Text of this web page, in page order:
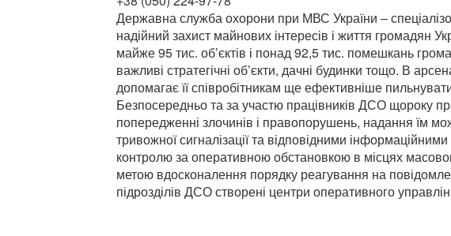
Державна служба охорони при МВС України –
надійний захист майнових інтересів і життя
майже 95 тис. об’єктів і понад 92,5 тис. помешкань
важливі стратегічні об’єкти, дачні будинки тощо. В
допомагає її співробітникам ще ефективніше
Безпосередньо та за участю працівників ДСО щороку
попередженні злочинів і правопорушень, надання їм
тривожної сигналізації та відповідними
контролю за оперативною обстановкою в місцях
метою вдосконалення порядку реагування на
підрозділів ДСО створені центри оперативного